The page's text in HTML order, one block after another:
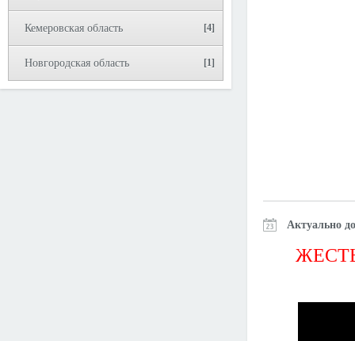
Кемеровская область [4]
Новгородская область [1]
Актуально